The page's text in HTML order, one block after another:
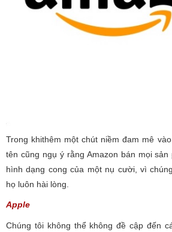
Trong khithêm một chút niềm đam mê
tên cũng ngụ ý rằng Amazon bán mọi
hình dạng cong của một nụ cười, vì
họ luôn hài lòng.
Apple
Chúng tôi không thể không đề cập đến